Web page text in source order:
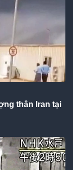
thân Iran tại